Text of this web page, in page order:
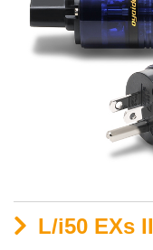
L/i50 EXs II